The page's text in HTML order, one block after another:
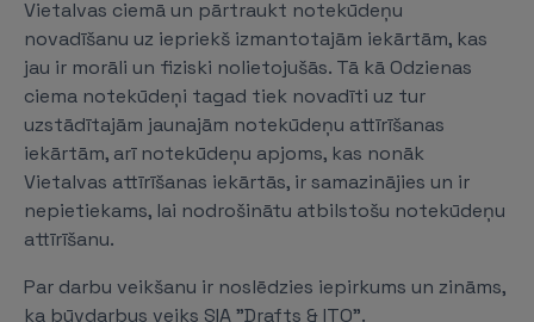
Vietalvas ciemā un pārtraukt notekūdeņu
novadīšanu uz iepriekš izmantotajām iekārtām, kas
jau ir morāli un fiziski nolietojušās. Tā kā Odzienas
ciema notekūdeņi tagad tiek novadīti uz tur
uzstādītajām jaunajām notekūdeņu attīrīšanas
iekārtām, arī notekūdeņu apjoms, kas nonāk
Vietalvas attīrīšanas iekārtās, ir samazinājies un ir
nepietiekams, lai nodrošinātu atbilstošu notekūdeņu
attīrīšanu.
Par darbu veikšanu ir noslēdzies iepirkums un zināms,
ka būvdarbus veiks SIA "Drafts & ITO”.